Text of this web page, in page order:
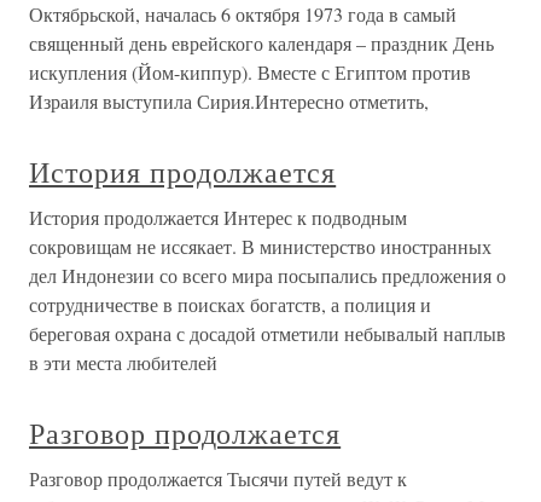
Октябрьской, началась 6 октября 1973 года в самый
священный день еврейского календаря – праздник День
искупления (Йом-киппур). Вместе с Египтом против
Израиля выступила Сирия.Интересно отметить,
История продолжается
История продолжается Интерес к подводным
сокровищам не иссякает. В министерство иностранных
дел Индонезии со всего мира посыпались предложения о
сотрудничестве в поисках богатств, а полиция и
береговая охрана с досадой отметили небывалый наплыв
в эти места любителей
Разговор продолжается
Разговор продолжается Тысячи путей ведут к